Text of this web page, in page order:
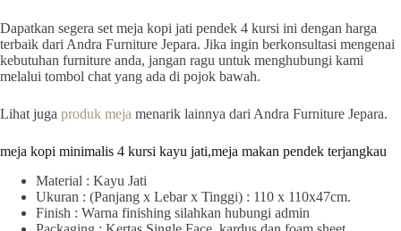
Dapatkan segera set meja kopi jati pendek 4 kursi ini dengan harga
terbaik dari Andra Furniture Jepara. Jika ingin berkonsultasi mengenai
kebutuhan furniture anda, jangan ragu untuk menghubungi kami
melalui tombol chat yang ada di pojok bawah.
Lihat juga produk meja menarik lainnya dari Andra Furniture Jepara.
meja kopi minimalis 4 kursi kayu jati,meja makan pendek terjangkau
Material : Kayu Jati
Ukuran : (Panjang x Lebar x Tinggi) : 110 x 110x47cm.
Finish : Warna finishing silahkan hubungi admin